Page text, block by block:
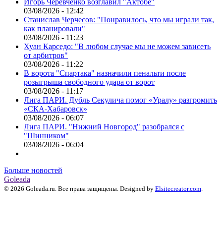
03/08/2026 - 12:42
Станислав Черчесов: "Понравилось, что мы играли так,
как планировали"
03/08/2026 - 11:23
Хуан Карседо: "В любом случае мы не можем зависеть
от арбитров"
03/08/2026 - 11:22
В ворота "Спартака" назначили пенальти после
розыгрыша свободного удара от ворот
03/08/2026 - 11:17
Лига ПАРИ. Дубль Секулича помог «Уралу» разгромить
«СКА-Хабаровск»
03/08/2026 - 06:07
Лига ПАРИ. "Нижний Новгород" разобрался с
"Шинником"
03/08/2026 - 06:04
Больше новостей
Goleada
© 2026 Goleada.ru. Все права защищены. Designed by Elsitecreator.com